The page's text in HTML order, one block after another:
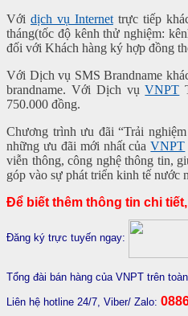
Với dịch vụ Internettrực tiếp
tháng(tốc độ kênh thử nghiệm:
đối với Khách hàng ký hợp đồng
Với Dịch vụ SMS Brandname
brandname. Với Dịch vụVNPT
750.000 đồng.
Chương trình ưu đãi “Trải
những ưu đãi mới nhất củaVNPT
viễn thông, công nghệ thông tin,
góp vào sự phát triển kinh tế nước
Để biết thêm thông tin chi
Đăng ký trực tuyến ngay:
Tổng đài bán hàng của VNPT trên
Liên hệ hotline 24/7, Viber/ Zalo: